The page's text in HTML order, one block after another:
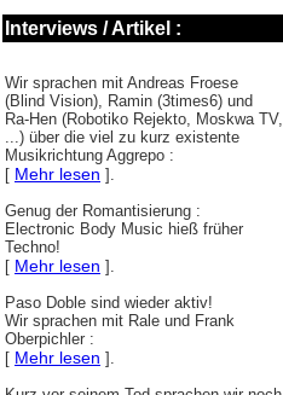
Interviews / Artikel :
Wir sprachen mit Andreas Froese
(Blind Vision), Ramin (3times6) und
Ra-Hen (Robotiko Rejekto, Moskwa TV,
...) über die viel zu kurz existente
Musikrichtung Aggrepo :
[ Mehr lesen ].
Genug der Romantisierung :
Electronic Body Music hieß früher
Techno!
[ Mehr lesen ].
Paso Doble sind wieder aktiv!
Wir sprachen mit Rale und Frank
Oberpichler :
[ Mehr lesen ].